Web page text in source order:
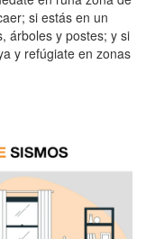
si estás en un
árboles y postes; y si
y refúgiate en zonas